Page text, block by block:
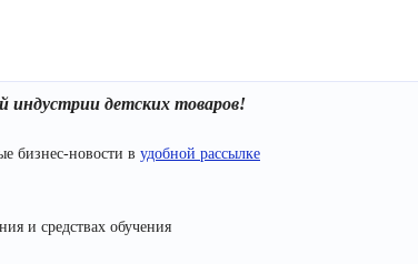
индустрии детских товаров!
бизнес-новости в удобной рассылке
и средствах обучения